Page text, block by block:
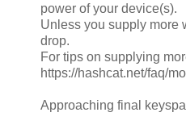
power of your device(s).
Unless you supply more
drop.
For tips on supplying
https://hashcat.net/faq/
Approaching final